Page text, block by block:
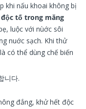
khi nấu khoai không bị
tố trong măng
luộc với nùớc sôi
nuớc sạch. Khi thử
có thể dùng chế biến
니다.
đắng, khử hết độc